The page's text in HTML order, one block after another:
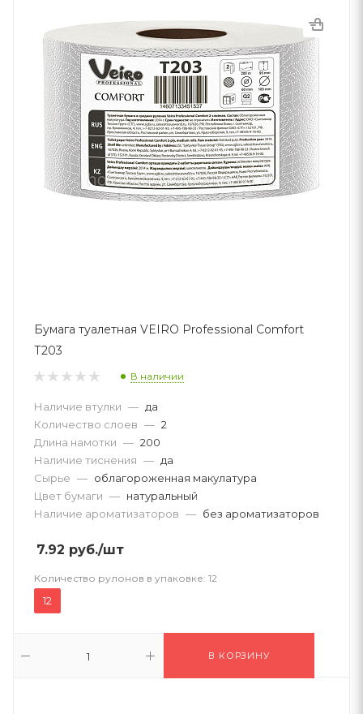
Бумага туалетная VEIRO Professional Comfort
Т203
В наличии
Наличие втулки — да
Количество слоев — 2
Длина намотки — 200
Наличие тиснения — да
Сырье — облагороженная макулатура
Цвет бумаги — натуральный
Наличие ароматизаторов — без ароматизаторов
7.92 руб./шт
Количество рулонов в упаковке: 12
12
В КОРЗИНУ